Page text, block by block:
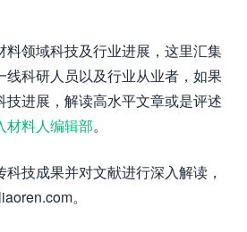
料领域科技及行业进展，这里汇集
线科研人员以及行业从业者，如果
技进展，解读高水平文章或是评述
材料人编辑部。
技成果并对文献进行深入解读，
。